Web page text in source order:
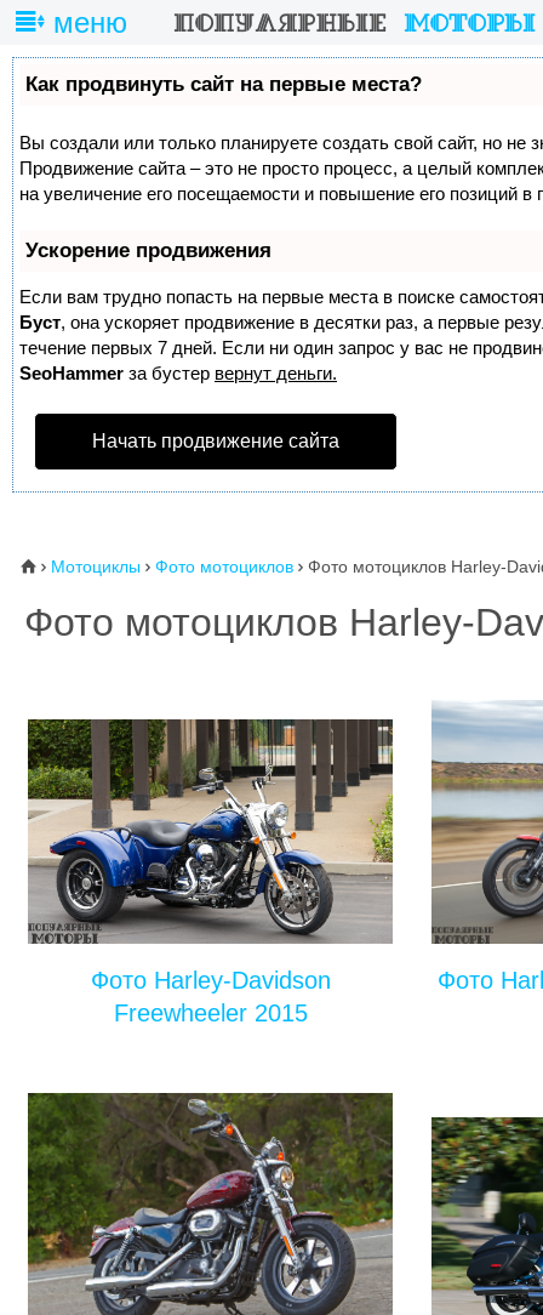
меню
Как продвинуть сайт на первые места?
Вы создали или только планируете создать свой сайт, но не
Продвижение сайта – это не просто процесс, а целый
на увеличение его посещаемости и повышение его позиций в
Ускорение продвижения
Если вам трудно попасть на первые места в поиске
Буст, она ускоряет продвижение в десятки раз, а первые
течение первых 7 дней. Если ни один запрос у вас не
SeoHammer за бустер вернут деньги.
Начать продвижение сайта
⌂  Мотоциклы  Фото мотоциклов  Фото мотоциклов Harley-
Фото мотоциклов Harley-
Фото Harley-Davidson
Freewheeler 2015
Фото